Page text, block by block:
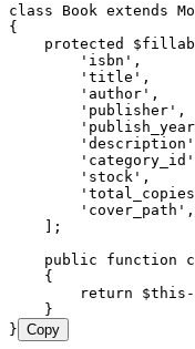
class Book extends
{
    protected
        'isbn'
,
        'title'
,
        'author'
,
        'publisher'
,
        'description'
        'category_id'
        'stock'
,
        'cover_path'
,
    ];
    public
function
    {
        return
$this
    }
} Copy